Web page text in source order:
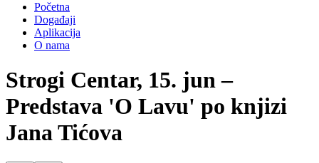
Početna
Događaji
Aplikacija
O nama
Strogi Centar, 15. jun –
Predstava 'O Lavu' po knjizi
Jana Tićova